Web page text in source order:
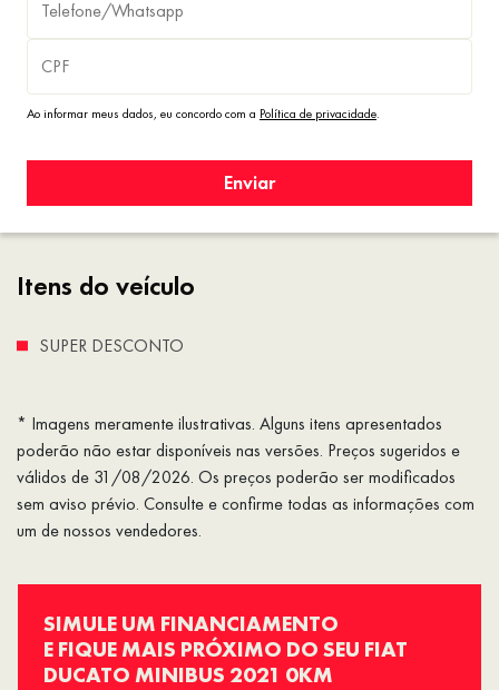
Itens do veículo
SUPER DESCONTO
* Imagens meramente ilustrativas. Alguns itens apresentados
poderão não estar disponíveis nas versões. Preços sugeridos e
válidos de 31/08/2026. Os preços poderão ser modificados
sem aviso prévio. Consulte e confirme todas as informações com
um de nossos vendedores.
Ao informar meus dados, eu concordo com a Política de privacidade.
Enviar
SIMULE UM FINANCIAMENTO
E FIQUE MAIS PRÓXIMO DO SEU FIAT
DUCATO MINIBUS 2021 0KM